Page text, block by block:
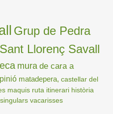
Grup de Pedra
Llorenç Savall
mura de cara a
matadepera,castellar del
maquis ruta itinerari història
vacarisses